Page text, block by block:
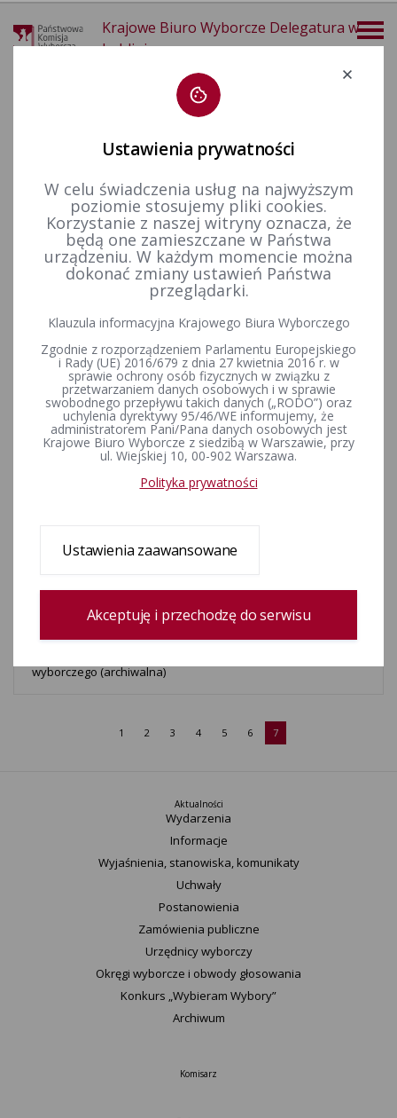
Krajowe Biuro Wyborcze Delegatura w
Lublinie
Informacje
Nabór na urzędników wyborczych. Informacja z dnia 27
Aktualna informacja o liczbie brakujących kandydatów na urzędników
wyborczych
Nabór na urzędników wyborczych. Aktualizcja informacji z
dnia 13 marca 2018 r. według stanu prawnego na dzień 27
marca 2018 r.
Informacja Dyrektora Delegatury Krajowego Biura
urzędników wyborczych w poszczególnych gminach na
obszarze właściwości delegatury oraz o zasadach
wyborczego (archiwalna)
1 2 3 4 5 6 7
Aktualności
Wydarzenia
Informacje
Wyjaśnienia, stanowiska, komunikaty
Uchwały
Postanowienia
Zamówienia publiczne
Urzędnicy wyborczy
Okręgi wyborcze i obwody głosowania
Konkurs „Wybieram Wybory”
Archiwum
Komisarz
Ustawienia prywatności
W celu świadczenia usług na najwyższym
poziomie stosujemy pliki cookies.
Korzystanie z naszej witryny oznacza, że
będą one zamieszczane w Państwa
urządzeniu. W każdym momencie można
dokonać zmiany ustawień Państwa
przeglądarki.
Klauzula informacyjna Krajowego Biura Wyborczego
Zgodnie z rozporządzeniem Parlamentu Europejskiego
i Rady (UE) 2016/679 z dnia 27 kwietnia 2016 r. w
sprawie ochrony osób fizycznych w związku z
przetwarzaniem danych osobowych i w sprawie
swobodnego przepływu takich danych („RODO”) oraz
uchylenia dyrektywy 95/46/WE informujemy, że
administratorem Pani/Pana danych osobowych jest
Krajowe Biuro Wyborcze z siedzibą w Warszawie, przy
ul. Wiejskiej 10, 00-902 Warszawa.
Polityka prywatności
Ustawienia zaawansowane
Akceptuję i przechodzę do serwisu